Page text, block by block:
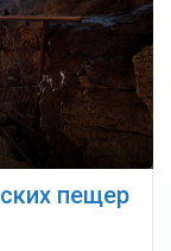
пещер